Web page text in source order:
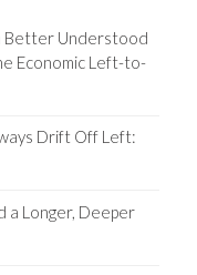
Better Understood
Economic Left-to-
Drift Off Left:
a Longer, Deeper